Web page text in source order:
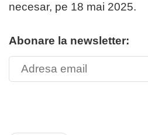
necesar, pe 18 mai 2025.
Abonare la newsletter: